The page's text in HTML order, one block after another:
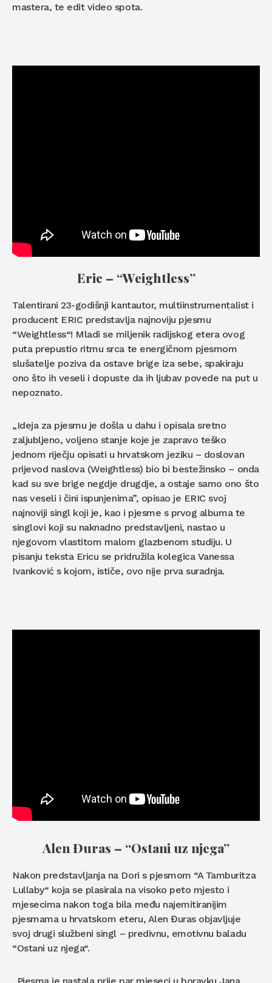
mastera, te edit video spota.
Eric – “Weightless”
Talentirani 23-godišnji kantautor, multiinstrumentalist i
producent ERIC predstavlja najnoviju pjesmu
“Weightless“! Mladi se miljenik radijskog etera ovog
puta prepustio ritmu srca te energičnom pjesmom
slušatelje poziva da ostave brige iza sebe, spakiraju
ono što ih veseli i dopuste da ih ljubav povede na put u
nepoznato.
„Ideja za pjesmu je došla u dahu i opisala sretno
zaljubljeno, voljeno stanje koje je zapravo teško
jednom riječju opisati u hrvatskom jeziku – doslovan
prijevod naslova (Weightless) bio bi bestežinsko – onda
kad su sve brige negdje drugdje, a ostaje samo ono što
nas veseli i čini ispunjenima”, opisao je ERIC svoj
najnoviji singl koji je, kao i pjesme s prvog albuma te
singlovi koji su naknadno predstavljeni, nastao u
njegovom vlastitom malom glazbenom studiju. U
pisanju teksta Ericu se pridružila kolegica Vanessa
Ivanković s kojom, ističe, ovo nije prva suradnja.
Alen Đuras – “Ostani uz njega”
Nakon predstavljanja na Dori s pjesmom “A Tamburitza
Lullaby“ koja se plasirala na visoko peto mjesto i
mjesecima nakon toga bila među najemitiranijim
pjesmama u hrvatskom eteru, Alen Đuras objavljuje
svoj drugi službeni singl – predivnu, emotivnu baladu
“Ostani uz njega“.
„Pjesma je nastala prije par mjeseci u boravku Jana